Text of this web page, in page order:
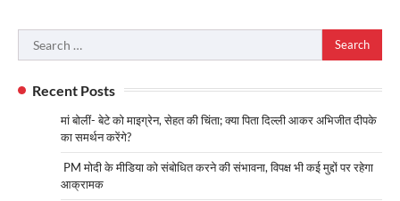
Search
for:
Recent Posts
मां बोलीं- बेटे को माइग्रेन, सेहत की चिंता; क्या पिता दिल्ली आकर अभिजीत दीपके
का समर्थन करेंगे?
PM मोदी के मीडिया को संबोधित करने की संभावना, विपक्ष भी कई मुद्दों पर रहेगा
आक्रामक